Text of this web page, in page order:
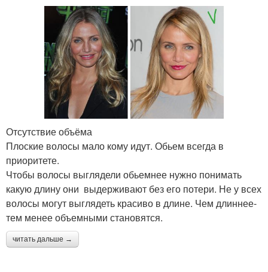
Отсутствие объёма
Плоские волосы мало кому идут. Обьем всегда в
приоритете.
Чтобы волосы выглядели обьемнее нужно понимать
какую длину они выдерживают без его потери. Не у всех
волосы могут выглядеть красиво в длине. Чем длиннее-
тем менее объемными становятся.
читать дальше →